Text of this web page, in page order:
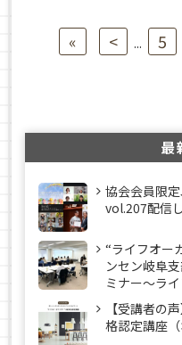
« < ... 5
最
協会会員限
vol.207配信
“ライフオー
ンセン岐阜
ミナー～ラ
【受講者の
格認定講座（